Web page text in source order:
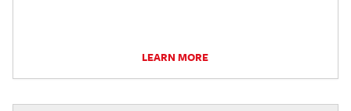
LEARN MORE